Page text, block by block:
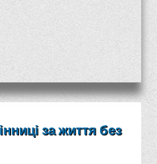
вибухонебезпечних
за життя без